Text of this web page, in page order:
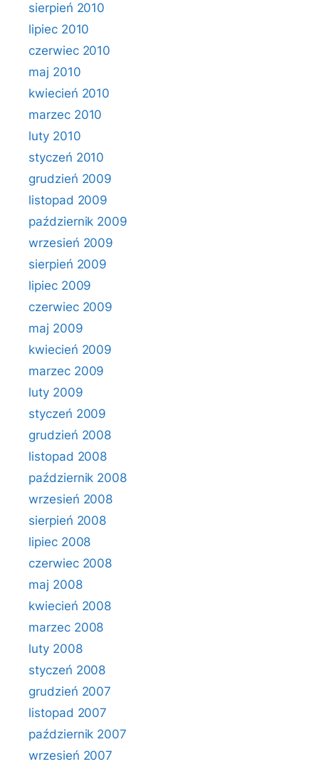
sierpień 2010
lipiec 2010
czerwiec 2010
maj 2010
kwiecień 2010
marzec 2010
luty 2010
styczeń 2010
grudzień 2009
listopad 2009
październik 2009
wrzesień 2009
sierpień 2009
lipiec 2009
czerwiec 2009
maj 2009
kwiecień 2009
marzec 2009
luty 2009
styczeń 2009
grudzień 2008
listopad 2008
październik 2008
wrzesień 2008
sierpień 2008
lipiec 2008
czerwiec 2008
maj 2008
kwiecień 2008
marzec 2008
luty 2008
styczeń 2008
grudzień 2007
listopad 2007
październik 2007
wrzesień 2007